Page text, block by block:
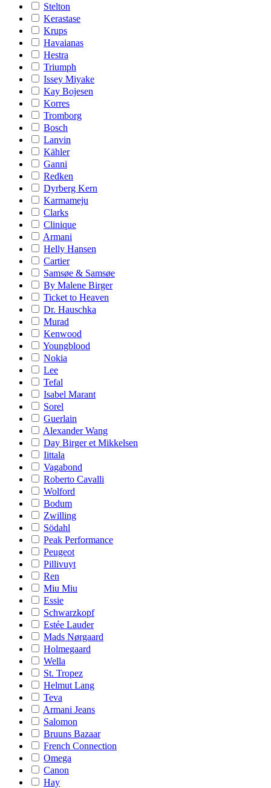
Stelton
Kerastase
Krups
Havaianas
Hestra
Triumph
Issey Miyake
Kay Bojesen
Korres
Tromborg
Bosch
Lanvin
Kähler
Ganni
Redken
Dyrberg Kern
Karmameju
Clarks
Clinique
Armani
Helly Hansen
Cartier
Samsøe & Samsøe
By Malene Birger
Ticket to Heaven
Dr. Hauschka
Murad
Kenwood
Youngblood
Nokia
Lee
Tefal
Isabel Marant
Sorel
Guerlain
Alexander Wang
Day Birger et Mikkelsen
Iittala
Vagabond
Roberto Cavalli
Wolford
Bodum
Zwilling
Södahl
Peak Performance
Peugeot
Pillivuyt
Ren
Miu Miu
Essie
Schwarzkopf
Estée Lauder
Mads Nørgaard
Holmegaard
Wella
St. Tropez
Helmut Lang
Teva
Armani Jeans
Salomon
Bruuns Bazaar
French Connection
Omega
Canon
Hay